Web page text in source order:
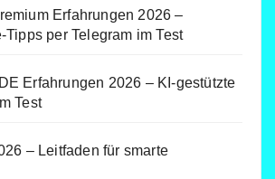
Erfahrungen 2026 –
per Telegram im Test
Erfahrungen 2026 – KI-gestützte
Test
– Leitfaden für smarte